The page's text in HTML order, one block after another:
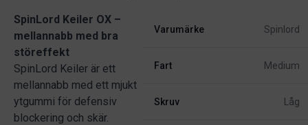
SpinLord Keiler OX –
mellannabb med bra
störeffekt
SpinLord Keiler är ett
mellannabb med ett mjukt
ytgummi för defensiv
blockering och skär.
Varumärke Spinlord
Fart Medium
Skruv Låg